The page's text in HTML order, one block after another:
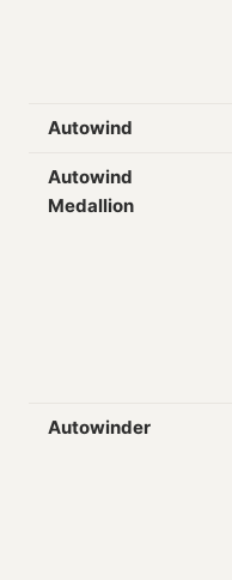
Autowind
Autowind
Medallion
Autowinder